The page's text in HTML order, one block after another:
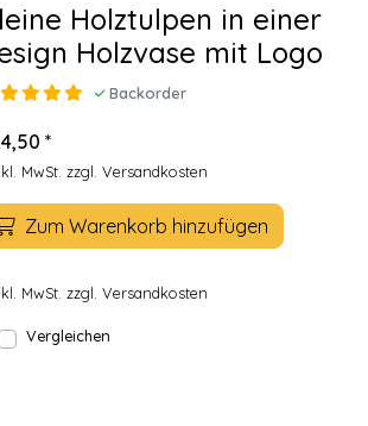
Holztulpen in einer
Holzvase mit Logo
Backorder
*
MwSt. zzgl. Versandkosten
Zum Warenkorb hinzufügen
MwSt. zzgl. Versandkosten
Vergleichen